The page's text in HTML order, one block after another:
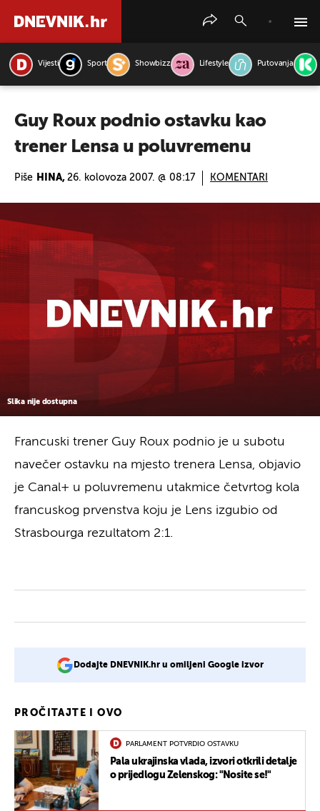
Vijesti Sport Showbizz Lifestyle Putovanja
Guy Roux podnio ostavku kao
trener Lensa u poluvremenu
Piše HINA, 26. kolovoza 2007. @ 08:17 KOMENTARI
Slika nije dostupna
Francuski trener Guy Roux podnio je u subotu
navečer ostavku na mjesto trenera Lensa, objavio
je Canal+ u poluvremenu utakmice četvrtog kola
francuskog prvenstva koju je Lens izgubio od
Strasbourga rezultatom 2:1.
Dodajte DNEVNIK.hr u omiljeni Google izvor
PROČITAJTE I OVO
PARLAMENT POTVRDIO OSTAVKU
Pala ukrajinska vlada, izvori otkrili detalje
o prijedlogu Zelenskog: "Nosite se!"
PRETRAŽITE VIJESTI